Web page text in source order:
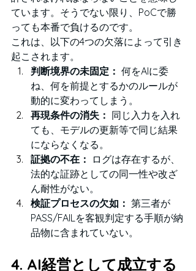
ています。そうでない限り、PoCで勝
っても本番で負けるのです。
これは、以下の4つの欠落によって引き
起こされます。
判断境界の未固定： 何をAIに委
ね、何を前提とするかのルールが
動的に変わってしまう。
再現条件の消失： 同じ入力を入れ
ても、モデルの更新等で同じ結果
にならなくなる。
証拠の不在：
ログは存在するが、
法的な証跡としての同一性や改ざ
ん耐性がない。
検証プロセスの欠如： 第三者が
PASS/FAILを客観判定する手順が納
品物に含まれていない。
4. AI経営として成立する